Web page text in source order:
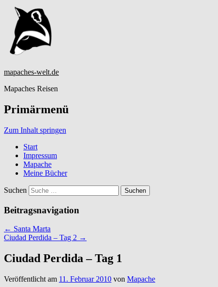
mapaches-welt.de
Mapaches Reisen
Primärmenü
Zum Inhalt springen
Start
Impressum
Mapache
Meine Bücher
Suchen
Beitragsnavigation
← Santa Marta
Ciudad Perdida – Tag 2 →
Ciudad Perdida – Tag 1
Veröffentlicht am 11. Februar 2010 von Mapache